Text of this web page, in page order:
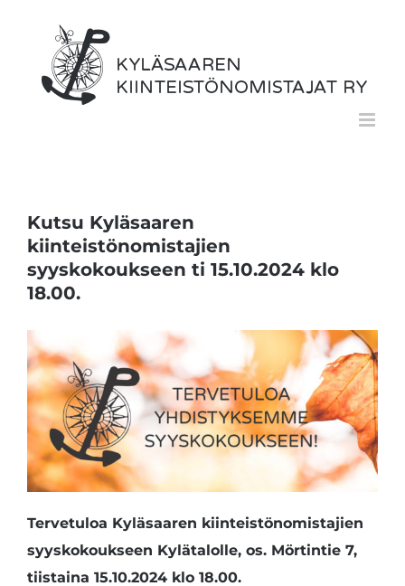
Kutsu Kyläsaaren
kiinteistönomistajien
syyskokoukseen ti 15.10.2024 klo
18.00.
Tervetuloa Kyläsaaren kiinteistönomistajien
syyskokoukseen Kylätalolle, os. Mörtintie 7,
tiistaina 15.10.2024 klo 18.00.